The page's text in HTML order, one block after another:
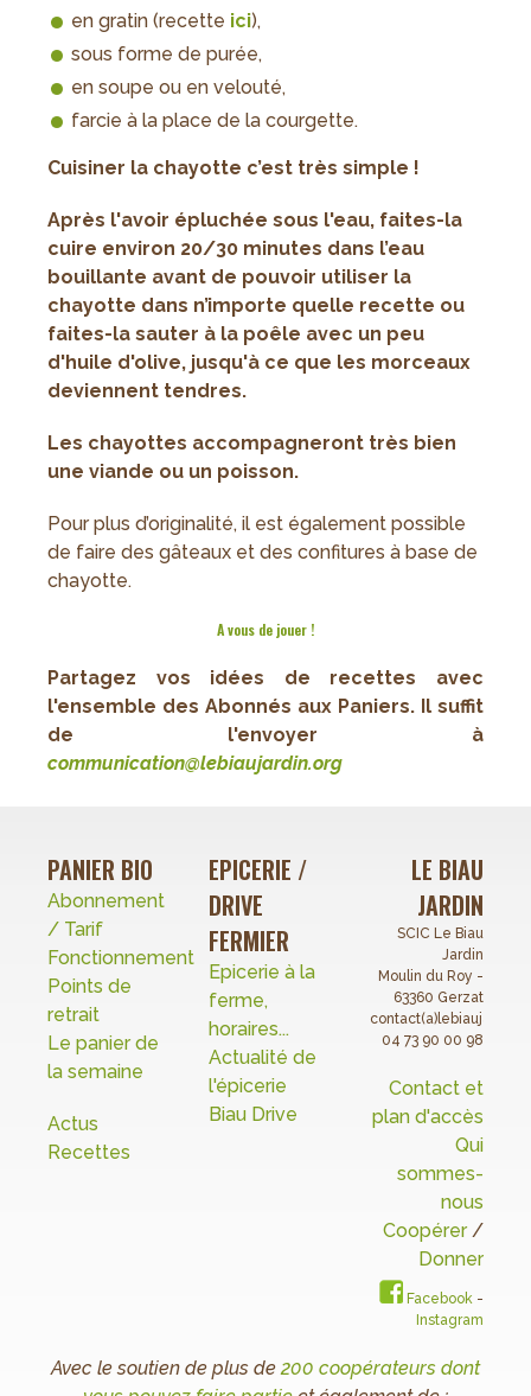
en gratin (recette ici),
sous forme de purée,
en soupe ou en velouté,
farcie à la place de la courgette.
Cuisiner la chayotte c’est très simple !
Après l'avoir épluchée sous l'eau, faites-la
cuire environ 20/30 minutes dans l’eau
bouillante avant de pouvoir utiliser la
chayotte dans n’importe quelle recette ou
faites-la sauter à la poêle avec un peu
d'huile d'olive, jusqu'à ce que les morceaux
deviennent tendres.
Les chayottes accompagneront très bien
une viande ou un poisson.
Pour plus d’originalité, il est également possible
de faire des gâteaux et des confitures à base de
chayotte.
A vous de jouer !
Partagez vos idées de recettes avec
l'ensemble des Abonnés aux Paniers. Il suffit
de l'envoyer à
communication@lebiaujardin.org
PANIER BIO
Abonnement
/ Tarif
Fonctionnement
Points de
retrait
Le panier de
la semaine
Actus
Recettes
EPICERIE /
DRIVE
FERMIER
Epicerie à la
ferme,
horaires...
Actualité de
l'épicerie
Biau Drive
LE BIAU
JARDIN
SCIC Le Biau
Jardin
Moulin du Roy -
63360 Gerzat
04 73 90 00 98
Contact et
plan d'accès
Qui
sommes-
nous
Coopérer/
Donner
Facebook-
Instagram
Avec le soutien de plus de200 coopérateurs dont